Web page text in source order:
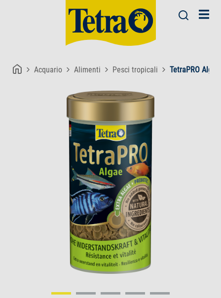
Acquario Alimenti Pesci tropicali TetraPRO Algae